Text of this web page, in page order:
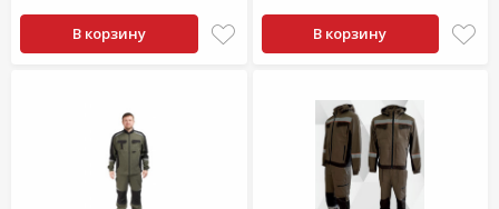
В корзину В корзину